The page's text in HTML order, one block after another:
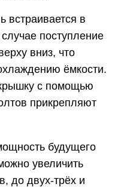
встраивается в
поступление
вниз, что
ёмкости.
с помощью
прикрепляют
будущего
увеличить
до двух-трёх и